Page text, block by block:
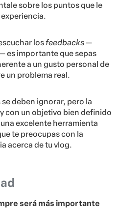
sobre los puntos que le
losfeedbacks—
es importante que sepas
a un gusto personal de
un problema real.
deben ignorar, pero la
con un objetivo bien definido
excelente herramienta
te preocupas con la
acerca de tu vlog.
será más importante